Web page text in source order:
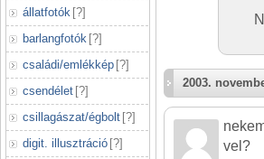
állatfotók [?]
barlangfotók [?]
családi/emlékkép [?]
csendélet [?]
csillagászat/égbolt [?]
digit. illusztráció [?]
2003.
vel?